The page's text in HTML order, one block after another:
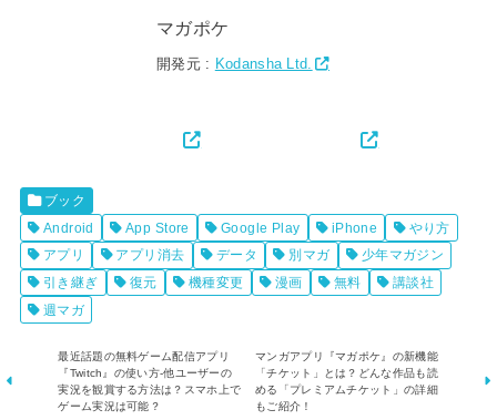
マガポケ
開発元 : Kodansha Ltd.
ブック
Android
App Store Google Play iPhone
やり方
アプリ
アプリ消去 データ 別マガ
少年マガジン
引き継ぎ
復元 機種変更 漫画 無料
講談社
週マガ
最近話題の無料ゲーム配信アプリ
『Twitch』の使い方-他ユーザーの
実況を観賞する方法は？スマホ上で
ゲーム実況は可能？
マンガアプリ『マガポケ』の新機能
「チケット」とは？どんな作品も読
める「プレミアムチケット」の詳細
もご紹介！